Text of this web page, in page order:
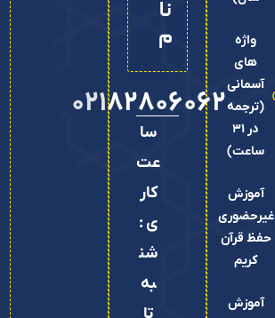
واژه
های
آسمانی
(ترجمه
در 31
ساعت)
آموزش
غیرحضوری
حفظ قرآن
کریم
آموزش
نا
م
02182806062
سا
عت
کار
ی :
شن
به